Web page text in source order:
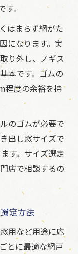
。
はまらず網がた
になります。実
り外し、ノギス
本です。ゴムの
程度の余裕を持
のゴムが必要で
出し窓サイズで
す。サイズ選定
店で相談するの
定方法
用など用途に応
とに最適な網戸